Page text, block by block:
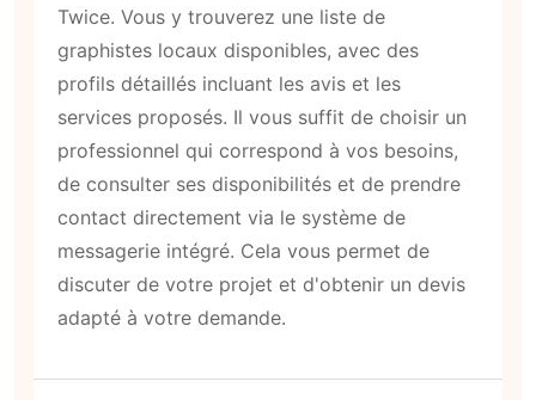
Twice. Vous y trouverez une liste de
graphistes locaux disponibles, avec des
profils détaillés incluant les avis et les
services proposés. Il vous suffit de choisir un
professionnel qui correspond à vos besoins,
de consulter ses disponibilités et de prendre
contact directement via le système de
messagerie intégré. Cela vous permet de
discuter de votre projet et d'obtenir un devis
adapté à votre demande.